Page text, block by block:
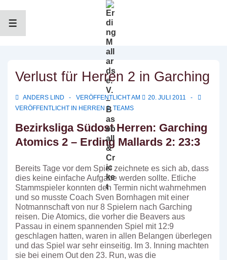
InhaltMENÜ
Verlust für Herren 2 in Garching
ANDERS LIND VERÖFFENTLICHT AM
20. JULI 2011
VERÖFFENTLICHT IN HERREN 2, TEAMS
Bezirksliga Südost Herren: Garching
Atomics 2 – Erding Mallards 2: 23:3
Bereits Tage vor dem Spiel zeichnete es sich ab, dass
dies keine einfache Aufgabe werden sollte. Etliche
Stammspieler konnten den Termin nicht wahrnehmen
und so musste Coach Sven Bornhagen mit einer
Notmannschaft von nur 8 Spielern nach Garching
reisen. Die Atomics, die vorher die Beavers aus
Passau in einem spannenden Spiel mit 12:9
geschlagen hatten, waren in allen Belangen überlegen
und das Spiel war sehr einseitig. Im 3. Inning machten
sie bei einem Out den 23. Run, was die